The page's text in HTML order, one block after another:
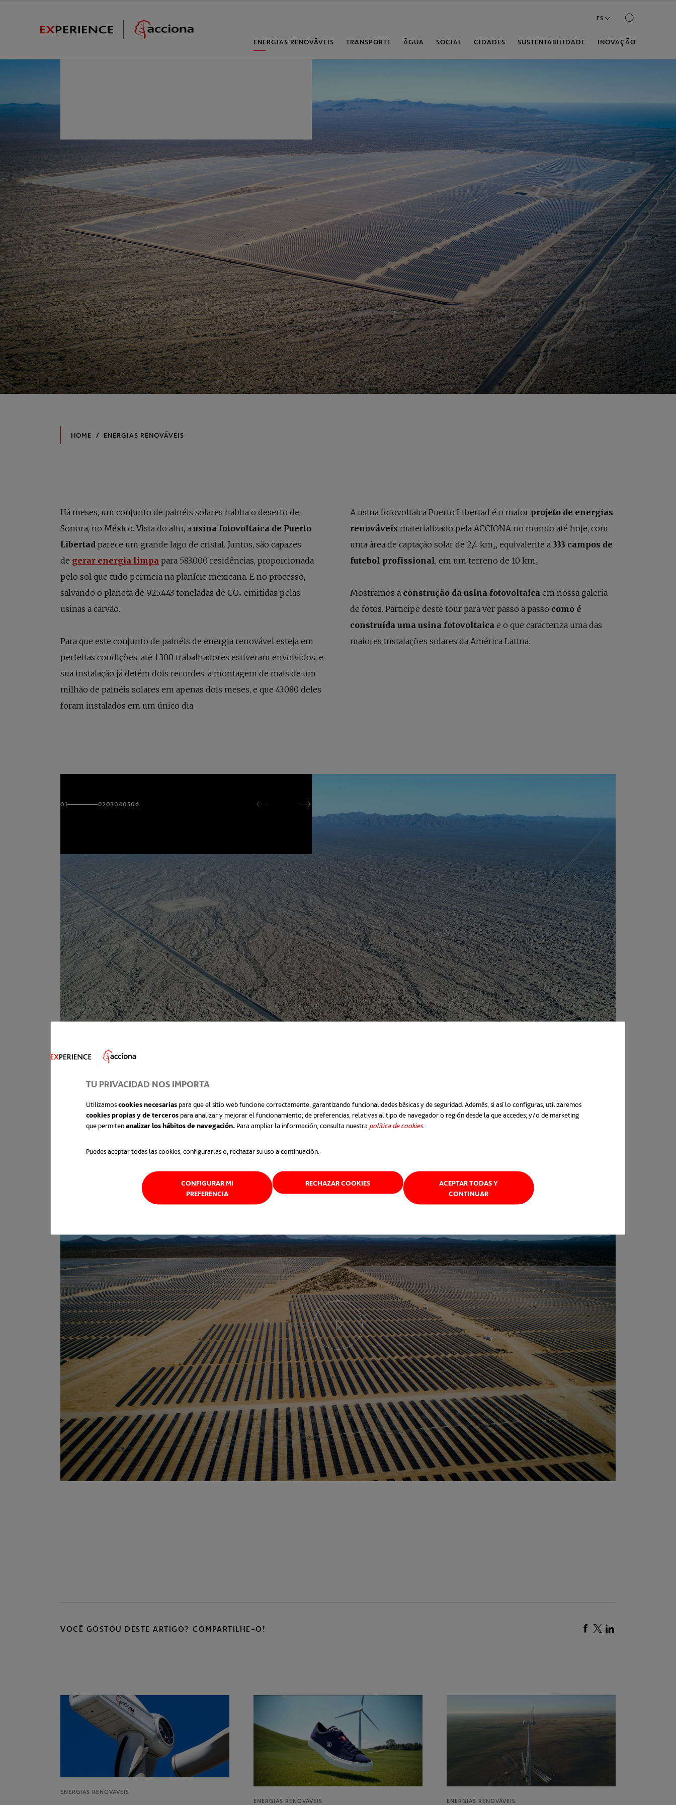
TU PRIVACIDAD NOS IMPORTA
Utilizamoscookies necesariaspara que el sitio web funcione correctamente, garantizando funcionalidades básicas y de seguridad. Además, si así lo configuras, utilizaremos
cookies propias y de tercerospara analizar y mejorar el funcionamiento; de preferencias, relativas al tipo de navegador o región desde la que accedes; y/o de marketing
que permitenanalizar los hábitos de navegación.Para ampliar la información, consulta nuestra política de cookiesabre em uma nova guia
.
Puedes aceptar todas las cookies, configurarlas o, rechazar su uso a continuación.
CONFIGURAR MI
PREFERENCIA
RECHAZAR COOKIES
ACEPTAR TODAS Y
CONTINUAR
Há meses, um conjunto de painéis solares habita o deserto de
Sonora, no México. Vista do alto, a usina fotovoltaica de Puerto
Libertad parece um grande lago de cristal. Juntos, são capazes
de gerar energia limpa para 583.000 residências, proporcionada
pelo sol que tudo permeia na planície mexicana. E no processo,
salvando o planeta de 925.443 toneladas de CO₂ emitidas pelas
usinas a carvão.
Para que este conjunto de painéis de energia renovável esteja em
perfeitas condições, até 1.300 trabalhadores estiveram envolvidos, e
sua instalação já detém dois recordes: a montagem de mais de um
milhão de painéis solares em apenas dois meses, e que 43.080 deles
foram instalados em um único dia.
A usina fotovoltaica Puerto Libertad é o maior projeto de energias
renováveis materializado pela ACCIONA no mundo até hoje, com
uma área de captação solar de 2,4 km₂, equivalente a 333 campos de
futebol profissional, em um terreno de 10 km₂.
Mostramos a construção da usina fotovoltaica em nossa galeria
de fotos. Participe deste tour para ver passo a passo como é
construída uma usina fotovoltaica e o que caracteriza uma das
maiores instalações solares da América Latina.